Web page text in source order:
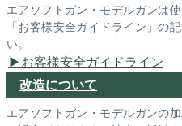
エアソフトガン・モデルガンは
「お客様安全ガイドライン」の
い。
お客様安全ガイドライン
改造について
エアソフトガン・モデルガンの